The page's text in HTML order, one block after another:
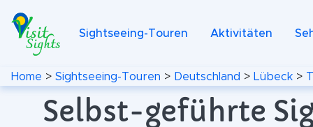
Sightseeing-Touren Aktivitäten
Home > Sightseeing-Touren > Deutschland > Lübeck >
Selbst-geführte